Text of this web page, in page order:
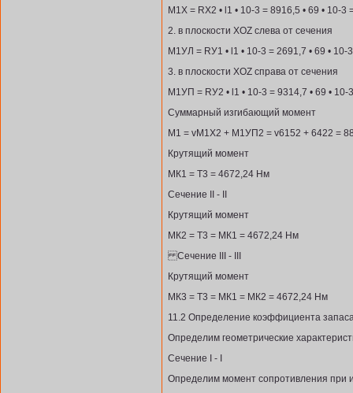
M1X = RX2 • l1 • 10-3 = 8916,5 • 69 • 10-3
2. в плоскости XOZ слева от сечения
M1УЛ = RУ1 • l1 • 10-3 = 2691,7 • 69 •
3. в плоскости XOZ справа от сечения
M1УП = RУ2 • l1 • 10-3 = 9314,7 • 69 •
Суммарный изгибающий момент
М1 = vM1X2 + M1УП2 = v6152 + 6422 =
Крутящий момент
МК1 = Т3 = 4672,24 Нм
Сечение II - II
Крутящий момент
МК2 = Т3 = МК1 = 4672,24 Нм
Сечение III - III
Крутящий момент
МК3 = Т3 = МК1 = МК2 = 4672,24 Нм
11.2 Определение коэффициента
Определим геометрические
Сечение I - I
Определим момент сопротивления при